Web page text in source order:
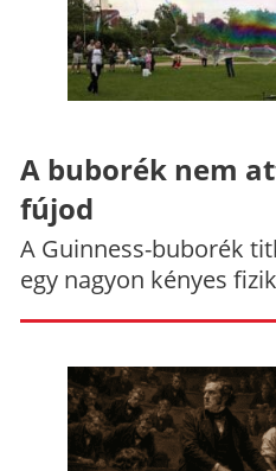
A buborék nem
fújod
A Guinness-buborék
egy nagyon kényes